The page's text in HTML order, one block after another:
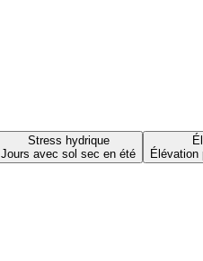
Stress hydrique
Jours avec sol sec en été
Élévation